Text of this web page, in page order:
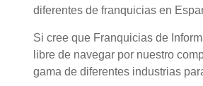
diferentes de franquicias en
Si cree que Franquicias de
libre de navegar por nuestro
gama de diferentes industrias